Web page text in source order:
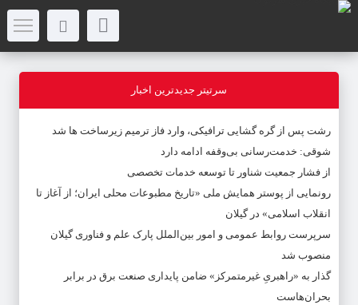
سرتیتر جدیدترین اخبار
رشت پس از گره گشایی ترافیکی، وارد فاز ترمیم زیرساخت ها شد
شوقی: خدمت‌رسانی بی‌وقفه ادامه دارد
از فشار جمعیت شناور تا توسعه خدمات تخصصی
رونمایی از پوستر همایش ملی «تاریخ مطبوعات محلی ایران؛ از آغاز تا
انقلاب اسلامی» در گیلان
سرپرست روابط عمومی و امور بین‌الملل پارک علم و فناوری گیلان
منصوب شد
گذار به «راهبریِ غیرمتمرکز» ضامن پایداری صنعت برق در برابر
بحران‌هاست